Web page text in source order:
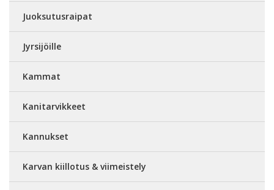
Juoksutusraipat
Jyrsijöille
Kammat
Kanitarvikkeet
Kannukset
Karvan kiillotus & viimeistely